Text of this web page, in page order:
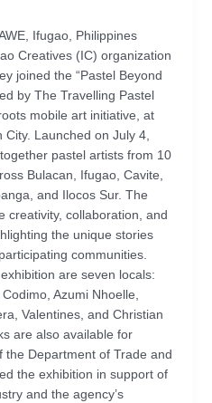
Ifugao, Philippines
Creatives (IC) organization
joined the “Pastel Beyond
by The Travelling Pastel
mobile art initiative, at
City. Launched on July 4,
pastel artists from 10
Bulacan, Ifugao, Cavite,
and Ilocos Sur. The
creativity, collaboration, and
the unique stories
communities.
are seven locals:
Azumi Nhoelle,
Valentines, and Christian
are also available for
the Department of Trade and
the exhibition in support of
and the agency’s